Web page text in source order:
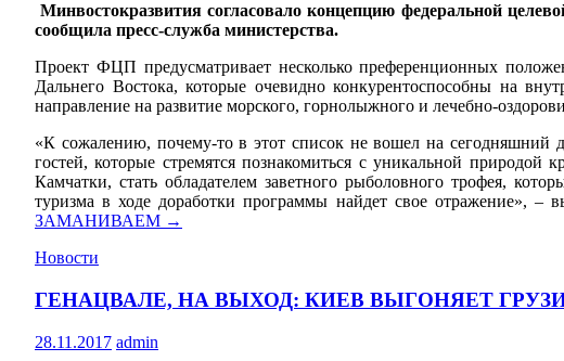
Минвостокразвития согласовало концепцию федеральной
сообщила пресс-служба министерства.
Проект ФЦП предусматривает несколько преференционных
Дальнего Востока, которые очевидно конкурентоспособны на
направление на развитие морского, горнолыжного и лечебно-
«К сожалению, почему-то в этот список не вошел на сегодняшний
гостей, которые стремятся познакомиться с уникальной
Камчатки, стать обладателем заветного рыболовного трофея,
туризма в ходе доработки программы найдет свое отражение»,
ЗАМАНИВАЕМ →
Новости
ГЕНАЦВАЛЕ, НА ВЫХОД: КИЕВ ВЫГОНЯЕТ
28.11.2017 admin